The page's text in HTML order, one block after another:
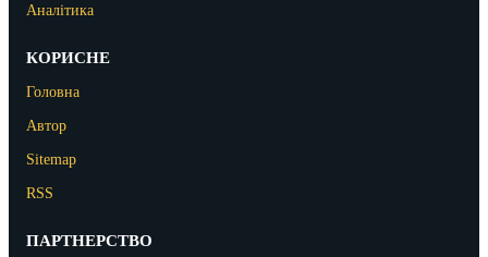
Аналітика
КОРИСНЕ
Головна
Автор
Sitemap
RSS
ПАРТНЕРСТВО